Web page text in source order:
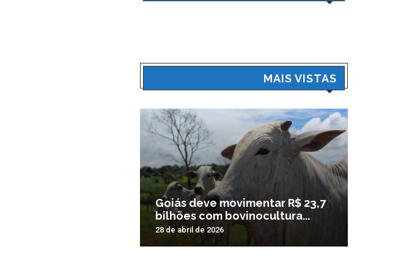
MAIS VISTAS
Goiás deve movimentar R$ 23,7
bilhões com bovinocultura...
28 de abril de 2026